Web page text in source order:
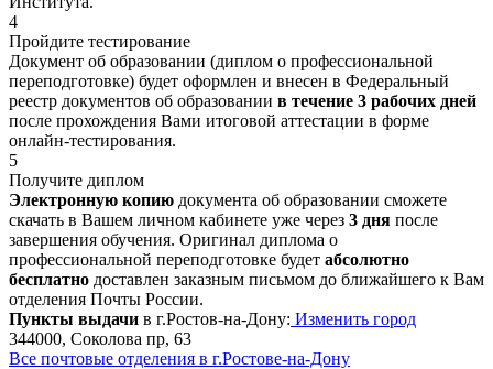
4
Пройдите тестирование
Документ об образовании (диплом о профессиональной
переподготовке) будет оформлен и внесен в Федеральный
реестр документов об образовании в течение 3 рабочих дней
после прохождения Вами итоговой аттестации в форме
онлайн-тестирования.
5
Получите диплом
Электронную копию документа об образовании сможете
скачать в Вашем личном кабинете уже через 3 дня после
завершения обучения. Оригинал диплома о
профессиональной переподготовке будет абсолютно
бесплатно доставлен заказным письмом до ближайшего к Вам
отделения Почты России.
Пункты выдачи в г.Ростов-на-Дону: Изменить город
344000, Соколова пр, 63
Все почтовые отделения в г.Ростове-на-Дону